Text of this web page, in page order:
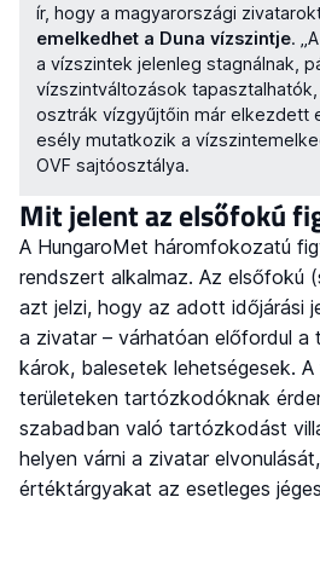
ír, hogy a magyarországi
emelkedhet a Duna vízszintje.
a vízszintek jelenleg stagnálnak,
vízszintváltozások tapasztalhatók,
osztrák vízgyűjtőin már elkezdett
esély mutatkozik a
OVF sajtóosztálya.
Mit jelent az elsőfokú
A HungaroMet háromfokozatú
rendszert alkalmaz. Az elsőfokú
azt jelzi, hogy az adott időjárási
a zivatar – várhatóan előfordul a
károk, balesetek lehetségesek.
területeken tartózkodóknak
szabadban való tartózkodást
helyen várni a zivatar
értéktárgyakat az esetleges